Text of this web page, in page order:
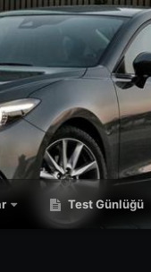
Test Günlüğü